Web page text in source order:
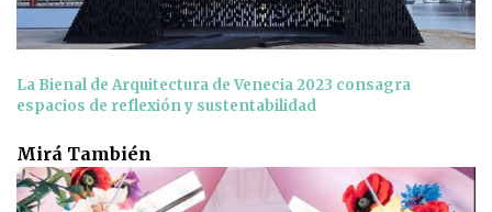
La Bienal de Arquitectura de Venecia 2023 consagra
espacios de reflexión y sustentabilidad
Mirá También